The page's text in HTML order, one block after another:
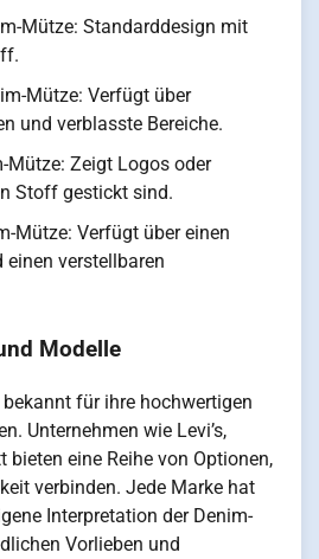
Mütze: Standarddesign mit
Mütze: Verfügt über
und verblasste Bereiche.
Mütze: Zeigt Logos oder
Stoff gestickt sind.
Mütze: Verfügt über einen
verstellbaren
Modelle
für ihre hochwertigen
Unternehmen wie Levi’s,
bieten eine Reihe von Optionen,
verbinden. Jede Marke hat
Interpretation der Denim-
Vorlieben und